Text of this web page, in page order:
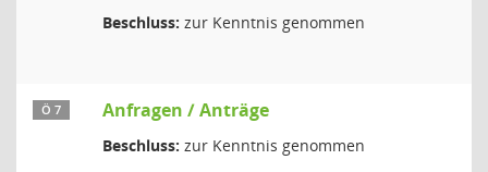
Beschluss: zur Kenntnis genommen
Ö 7 Anfragen / Anträge
Beschluss: zur Kenntnis genommen